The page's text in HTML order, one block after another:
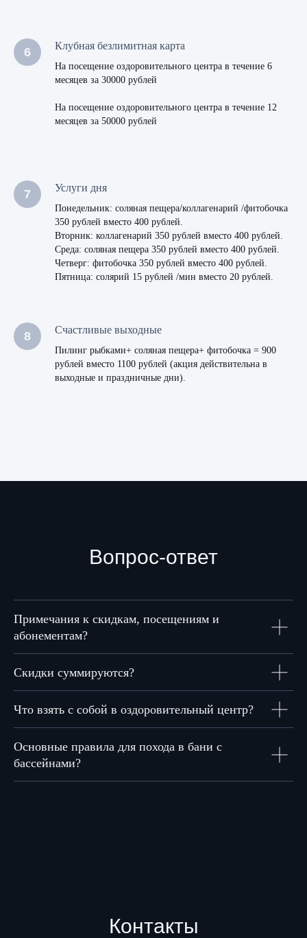
Клубная безлимитная карта
На посещение оздоровительного центра в течение 6
месяцев за 30000 рублей
На посещение оздоровительного центра в течение 12
месяцев за 50000 рублей
Услуги дня
Понедельник: соляная пещера/коллагенарий /фитобочка
350 рублей вместо 400 рублей.
Вторник: коллагенарий 350 рублей вместо 400 рублей.
Среда: соляная пещера 350 рублей вместо 400 рублей.
Четверг: фитобочка 350 рублей вместо 400 рублей.
Пятница: солярий 15 рублей /мин вместо 20 рублей.
Счастливые выходные
Пилинг рыбками+ соляная пещера+ фитобочка = 900
рублей вместо 1100 рублей (акция действительна в
выходные и праздничные дни).
Вопрос-ответ
Примечания к скидкам, посещениям и
абонементам?
Скидки суммируются?
Что взять с собой в оздоровительный центр?
Основные правила для похода в бани с
бассейнами?
Контакты